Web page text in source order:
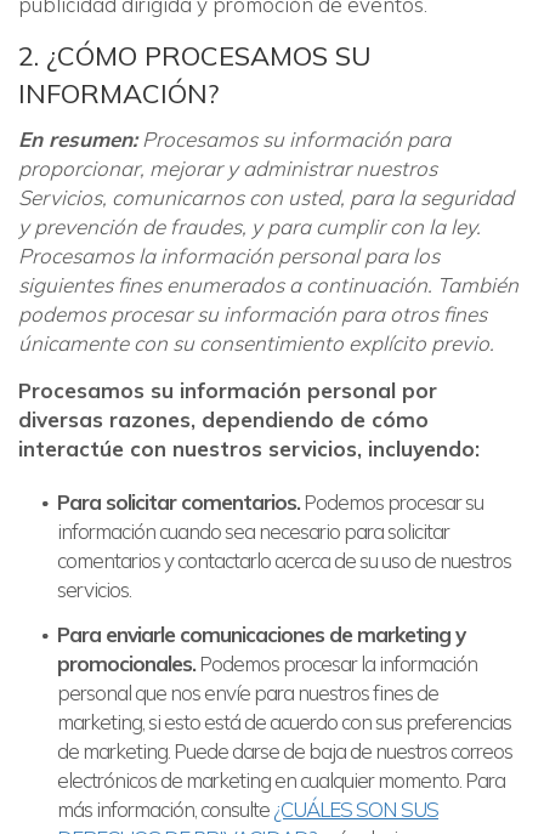
2. ¿CÓMO PROCESAMOS SU
INFORMACIÓN?
En resumen:Procesamos su información para
proporcionar, mejorar y administrar nuestros
Servicios, comunicarnos con usted, para la seguridad
y prevención de fraudes, y para cumplir con la ley.
Procesamos la información personal para los
siguientes fines enumerados a continuación. También
podemos procesar su información para otros fines
únicamente con su consentimiento explícito previo.
Procesamos su información personal por
diversas razones, dependiendo de cómo
interactúe con nuestros servicios, incluyendo:
Para solicitar comentarios.Podemos procesar su
información cuando sea necesario para solicitar
comentarios y contactarlo acerca de su uso de nuestros
servicios.
Para enviarle comunicaciones de marketing y
promocionales.Podemos procesar la información
personal que nos envíe para nuestros fines de
marketing, si esto está de acuerdo con sus preferencias
de marketing. Puede darse de baja de nuestros correos
electrónicos de marketing en cualquier momento. Para
más información, consulte¿CUÁLES SON SUS